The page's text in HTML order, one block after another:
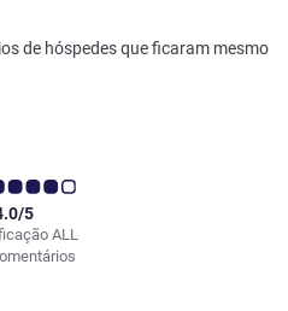
de hóspedes que ficaram mesmo
ALL
5